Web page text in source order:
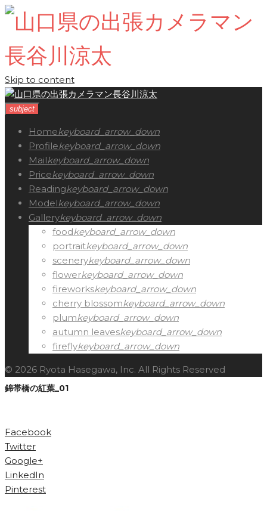
Skip to content
subject
Homekeyboard_arrow_down
Profilekeyboard_arrow_down
Mailkeyboard_arrow_down
Pricekeyboard_arrow_down
Readingkeyboard_arrow_down
Modelkeyboard_arrow_down
Gallerykeyboard_arrow_down
foodkeyboard_arrow_down
portraitkeyboard_arrow_down
scenerykeyboard_arrow_down
flowerkeyboard_arrow_down
fireworkskeyboard_arrow_down
cherry blossomkeyboard_arrow_down
plumkeyboard_arrow_down
autumn leaveskeyboard_arrow_down
fireflykeyboard_arrow_down
© 2026 Ryota Hasegawa, Inc. All Rights Reserved
錦帯橋の紅葉_01
Facebook
Twitter
Google+
LinkedIn
Pinterest